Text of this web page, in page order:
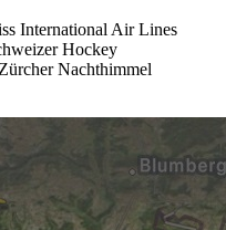
International Air Lines
Hockey
Nachthimmel